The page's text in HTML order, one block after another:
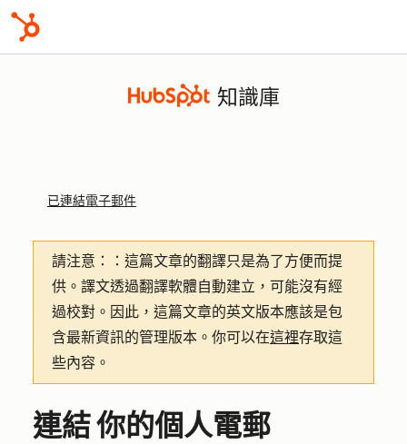
知識庫
已連結電子郵件
請注意：
：這篇文章的翻譯只是為了方便而提
供。譯文透過翻譯軟體自動建立，可能沒有經
過校對。因此，這篇文章的英文版本應該是包
含最新資訊的管理版本。你可以在這裡存取這
些內容。
連結 你的個人電郵